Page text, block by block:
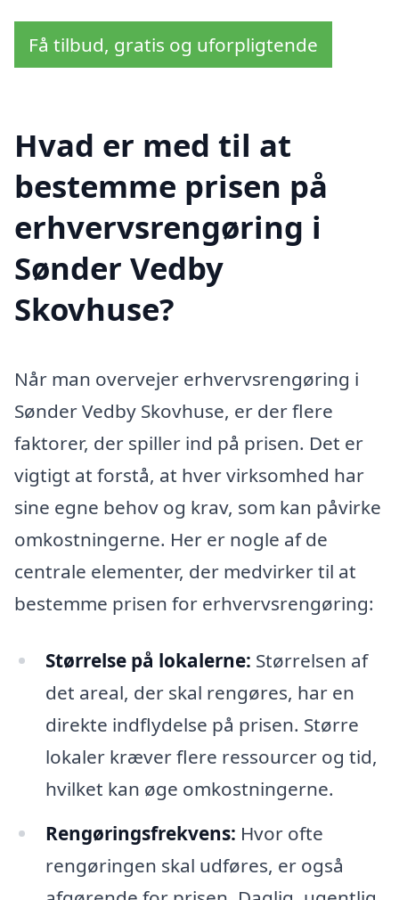
Få tilbud, gratis og uforpligtende
Hvad er med til at
bestemme prisen på
erhvervsrengøring i
Sønder Vedby
Skovhuse?
Når man overvejer erhvervsrengøring i
Sønder Vedby Skovhuse, er der flere
faktorer, der spiller ind på prisen. Det er
vigtigt at forstå, at hver virksomhed har
sine egne behov og krav, som kan påvirke
omkostningerne. Her er nogle af de
centrale elementer, der medvirker til at
bestemme prisen for erhvervsrengøring:
Størrelse på lokalerne: Størrelsen af
det areal, der skal rengøres, har en
direkte indflydelse på prisen. Større
lokaler kræver flere ressourcer og tid,
hvilket kan øge omkostningerne.
Rengøringsfrekvens: Hvor ofte
rengøringen skal udføres, er også